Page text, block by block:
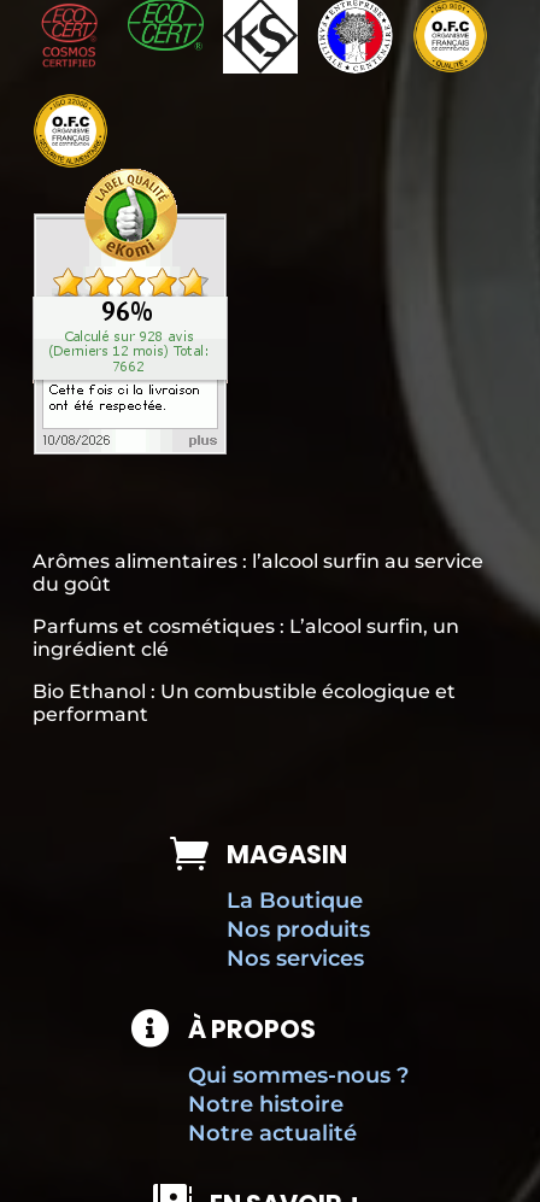
Arômes alimentaires : l’alcool surfin au service
du goût
Parfums et cosmétiques : L’alcool surfin, un
ingrédient clé
Bio Ethanol : Un combustible écologique et
performant
 MAGASIN
La Boutique
Nos produits
Nos services
 À PROPOS
Qui sommes-nous ?
Notre histoire
Notre actualité